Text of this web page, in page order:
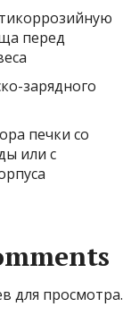
перед
зарядного
печки со
или с
для просмотра.